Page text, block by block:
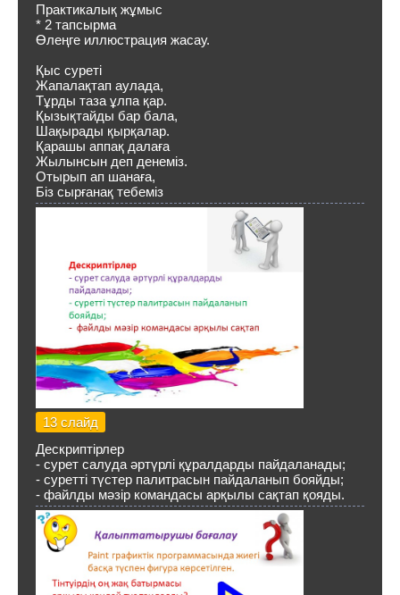
Практикалық жұмыс
* 2 тапсырма
Өлеңге иллюстрация жасау.
Қыс суреті
Жапалақтап аулада,
Тұрды таза ұлпа қар.
Қызықтайды бар бала,
Шақырады қырқалар.
Қарашы аппақ далаға
Жылынсын деп денеміз.
Отырып ап шанаға,
Біз сырғанақ тебеміз
13 слайд
Дескриптірлер
- сурет салуда әртүрлі құралдарды пайдаланады;
- суретті түстер палитрасын пайдаланып бояйды;
- файлды мәзір командасы арқылы сақтап қояды.